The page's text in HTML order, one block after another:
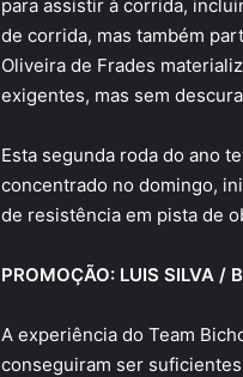
para assistir à corrida,
de corrida, mas também
Oliveira de Frades
exigentes, mas sem
Esta segunda roda do ano
concentrado no domingo,
de resistência em pista de
PROMOÇÃO: LUIS SILVA /
A experiência do Team
conseguiram ser